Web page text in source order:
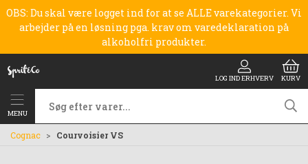
OBS: Du skal være logget ind for at se ALLE varekategorier. Vi
arbejder på en løsning pga. krav om varedeklaration på
alkoholfri produkter.
LOG IND ERHVERV KURV
MENU
Cognac Courvoisier VS